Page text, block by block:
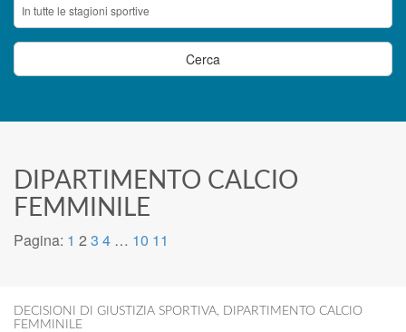
DIPARTIMENTO CALCIO
FEMMINILE
Pagina: 1 2 3 4 … 10 11
DECISIONI DI GIUSTIZIA SPORTIVA, DIPARTIMENTO CALCIO
FEMMINILE